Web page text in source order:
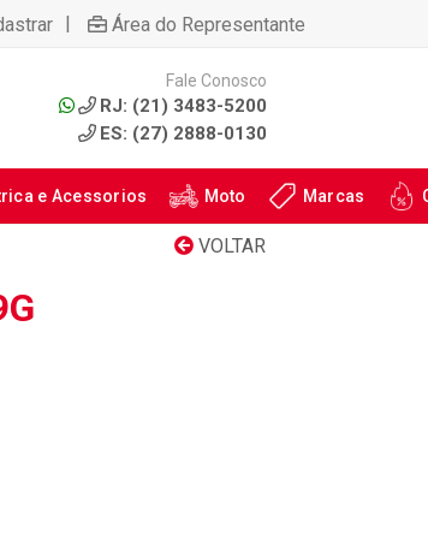
| Área do Representante
Fale Conosco
RJ: (21) 3483-5200
ES: (27) 2888-0130
e Acessorios Moto Marcas
VOLTAR